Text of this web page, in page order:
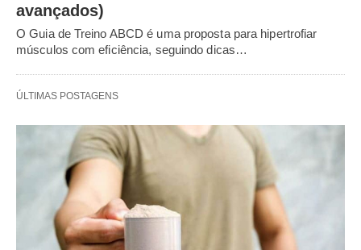
avançados)
O Guia de Treino ABCD é uma proposta para hipertrofiar
músculos com eficiência, seguindo dicas…
ÚLTIMAS POSTAGENS